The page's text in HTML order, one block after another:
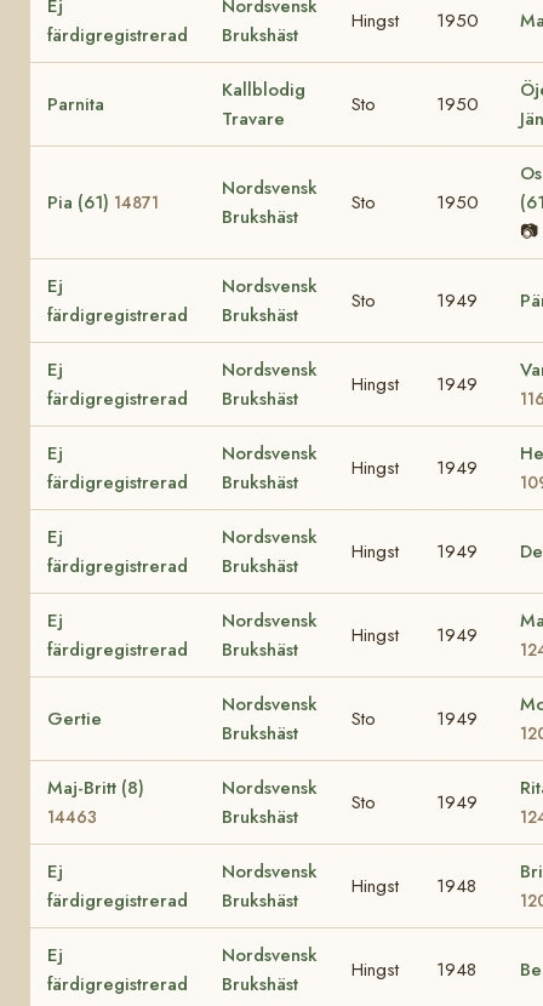
Ej
färdigregistrerad
Nordsvensk
Brukshäst
Hingst 1950
Parnita
Kallblodig
Travare
Sto 1950
Pia (61) 14871
Nordsvensk
Brukshäst
Sto 1950
📷
Ej
färdigregistrerad
Nordsvensk
Brukshäst
Sto 1949
Ej
färdigregistrerad
Nordsvensk
Brukshäst
Hingst 1949
Ej
färdigregistrerad
Nordsvensk
Brukshäst
Hingst 1949
Ej
färdigregistrerad
Nordsvensk
Brukshäst
Hingst 1949
Ej
färdigregistrerad
Nordsvensk
Brukshäst
Hingst 1949
Gertie
Nordsvensk
Brukshäst
Sto 1949
Maj-Britt (8)
14463
Nordsvensk
Brukshäst
Sto 1949
Ej
färdigregistrerad
Nordsvensk
Brukshäst
Hingst 1948
Ej
färdigregistrerad
Nordsvensk
Brukshäst
Hingst 1948